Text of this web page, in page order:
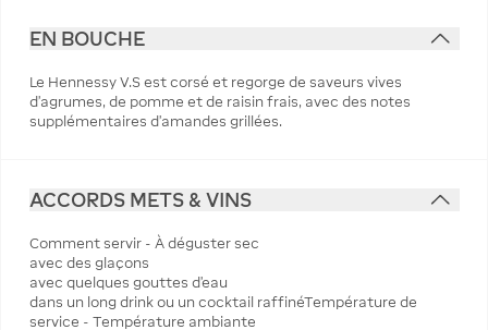
EN BOUCHE
Le Hennessy V.S est corsé et regorge de saveurs vives
d’agrumes, de pomme et de raisin frais, avec des notes
supplémentaires d’amandes grillées.
ACCORDS METS & VINS
Comment servir - À déguster sec
avec des glaçons
avec quelques gouttes d’eau
dans un long drink ou un cocktail raffinéTempérature de
service - Température ambiante